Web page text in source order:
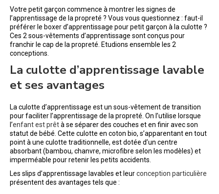
Votre petit garçon commence à montrer les signes de
l’apprentissage de la propreté ? Vous vous questionnez : faut-il
préférer le boxer d’apprentissage pour petit garçon à la culotte ?
Ces 2 sous-vêtements d’apprentissage sont conçus pour
franchir le cap de la propreté. Etudions ensemble les 2
conceptions.
La culotte d’apprentissage lavable
et ses avantages
La culotte d’apprentissage est un sous-vêtement de transition
pour faciliter l’apprentissage de la propreté. On l’utilise lorsque
l’enfant est prêtà se séparer des couches et en finir avec son
statut de bébé. Cette culotte en coton bio, s’apparentant en tout
point à une culotte traditionnelle, est dotée d’un centre
absorbant (bambou, chanvre, microfibre selon les modèles) et
imperméable pour retenir les petits accidents.
Les slips d’apprentissage lavables et leurconception particulière
présentent des avantages tels que :